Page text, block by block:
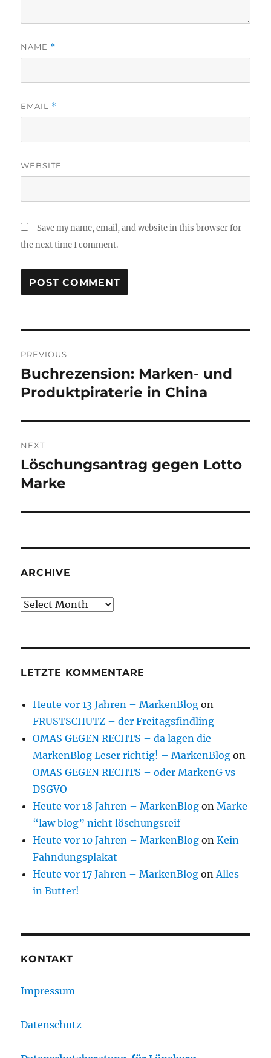
NAME *
EMAIL *
WEBSITE
Save my name, email, and website in this browser for
the next time I comment.
navigation
PREVIOUS
Previous
post:
Buchrezension: Marken- und
Produktpiraterie in China
NEXT
Next
post:
Löschungsantrag gegen Lotto
Marke
ARCHIVE
Archive
LETZTE KOMMENTARE
Heute vor 13 Jahren – MarkenBlog on
FRUSTSCHUTZ – der Freitagsfindling
OMAS GEGEN RECHTS – da lagen die
MarkenBlog Leser richtig! – MarkenBlog on
OMAS GEGEN RECHTS – oder MarkenG vs
DSGVO
Heute vor 18 Jahren – MarkenBlog onMarke
“law blog” nicht löschungsreif
Heute vor 10 Jahren – MarkenBlog onKein
Fahndungsplakat
Heute vor 17 Jahren – MarkenBlog onAlles
in Butter!
KONTAKT
Impressum
Datenschutz